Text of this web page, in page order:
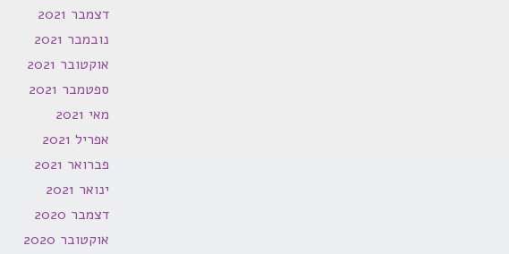
דצמבר 2021
נובמבר 2021
אוקטובר 2021
ספטמבר 2021
מאי 2021
אפריל 2021
פברואר 2021
ינואר 2021
דצמבר 2020
אוקטובר 2020